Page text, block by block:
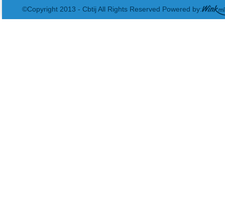
©Copyright 2013 - Cbtij All Rights Reserved Powered by: